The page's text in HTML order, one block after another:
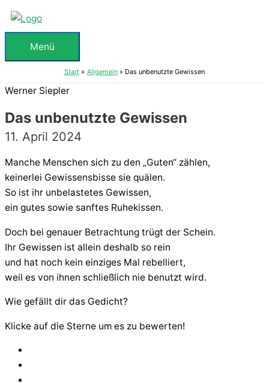
Zum
Inhalt
springenMenü
Menü
Start Allgemein Das unbenutzte Gewissen
Werner Siepler
Das unbenutzte Gewissen
11. April 2024
Manche Menschen sich zu den „Guten“ zählen,
keinerlei Gewissensbisse sie quälen.
So ist ihr unbelastetes Gewissen,
ein gutes sowie sanftes Ruhekissen.
Doch bei genauer Betrachtung trügt der Schein.
Ihr Gewissen ist allein deshalb so rein
und hat noch kein einziges Mal rebelliert,
weil es von ihnen schließlich nie benutzt wird.
Wie gefällt dir das Gedicht?
Klicke auf die Sterne um es zu bewerten!